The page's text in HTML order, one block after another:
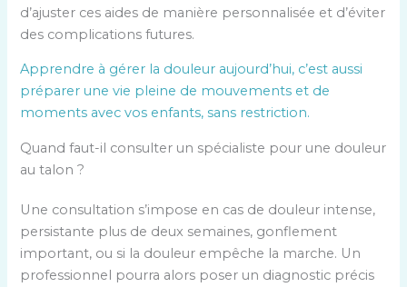
d’ajuster ces aides de manière personnalisée et d’éviter
des complications futures.
Apprendre à gérer la douleur aujourd’hui, c’est aussi
préparer une vie pleine de mouvements et de
moments avec vos enfants, sans restriction.
Quand faut-il consulter un spécialiste pour une douleur
au talon ?
Une consultation s’impose en cas de douleur intense,
persistante plus de deux semaines, gonflement
important, ou si la douleur empêche la marche. Un
professionnel pourra alors poser un diagnostic précis